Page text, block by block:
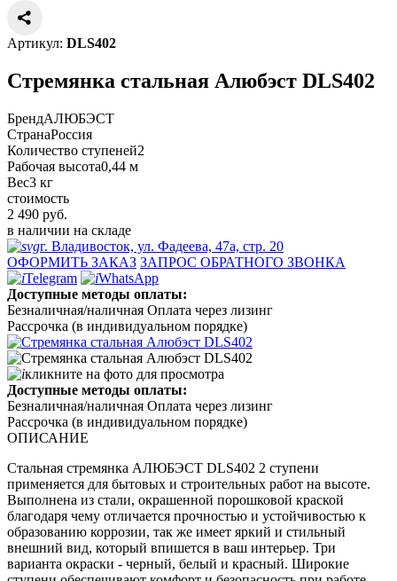
Артикул: DLS402
Стремянка стальная Алюбэст DLS402
БрендАЛЮБЭСТ
СтранаРоссия
Количество ступеней2
Рабочая высота0,44 м
Вес3 кг
стоимость
2 490 руб.
в наличии на складе
г. Владивосток, ул. Фадеева, 47а, стр. 20
ОФОРМИТЬ ЗАКАЗ ЗАПРОС ОБРАТНОГО ЗВОНКА
Telegram
WhatsApp
Доступные методы оплаты:
Безналичная/наличная Оплата через лизинг
Рассрочка (в индивидуальном порядке)
кликните на фото для просмотра
Доступные методы оплаты:
Безналичная/наличная Оплата через лизинг
Рассрочка (в индивидуальном порядке)
ОПИСАНИЕ
Стальная стремянка АЛЮБЭСТ DLS402 2 ступени
применяется для бытовых и строительных работ на высоте.
Выполнена из стали, окрашенной порошковой краской
благодаря чему отличается прочностью и устойчивостью к
образованию коррозии, так же имеет яркий и стильный
внешний вид, который впишется в ваш интерьер. Три
варианта окраски - черный, белый и красный. Широкие